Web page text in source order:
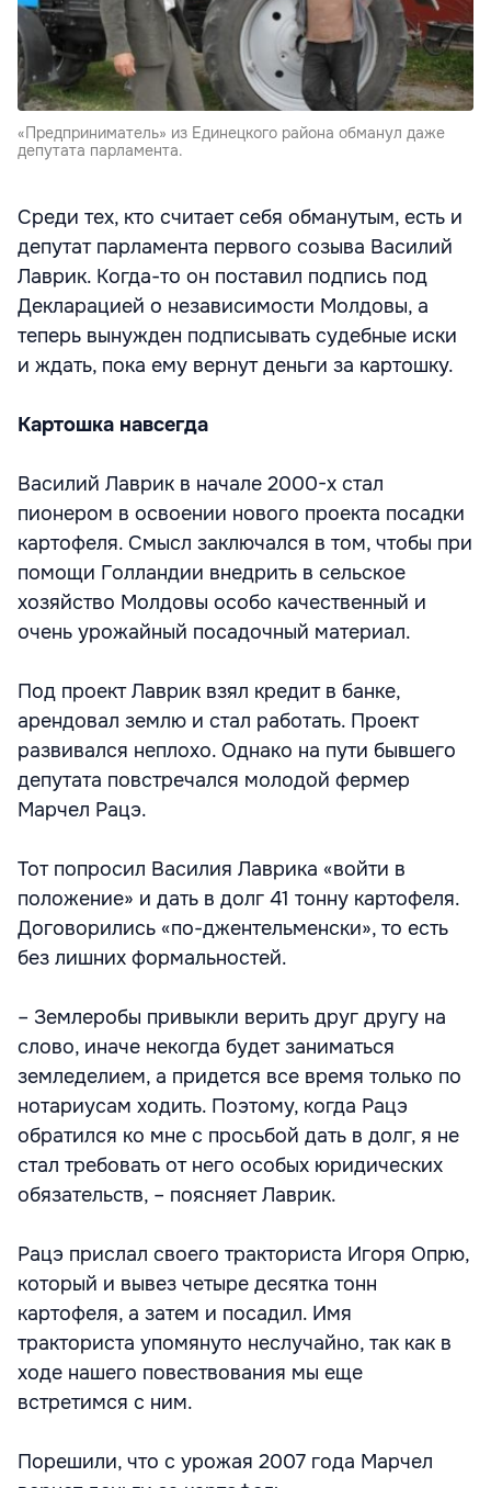
«Предприниматель» из Единецкого района обманул даже
депутата парламента.
Среди тех, кто считает себя обманутым, есть и
депутат парламента первого созыва Василий
Лаврик. Когда-то он поставил подпись под
Декларацией о независимости Молдовы, а
теперь вынужден подписывать судебные иски
и ждать, пока ему вернут деньги за картошку.
Картошка навсегда
Василий Лаврик в начале 2000-х стал
пионером в освоении нового проекта посадки
картофеля. Смысл заключался в том, чтобы при
помощи Голландии внедрить в сельское
хозяйство Молдовы особо качественный и
очень урожайный посадочный материал.
Под проект Лаврик взял кредит в банке,
арендовал землю и стал работать. Проект
развивался неплохо. Однако на пути бывшего
депутата повстречался молодой фермер
Марчел Рацэ.
Тот попросил Василия Лаврика «войти в
положение» и дать в долг 41 тонну картофеля.
Договорились «по-джентельменски», то есть
без лишних формальностей.
– Землеробы привыкли верить друг другу на
слово, иначе некогда будет заниматься
земледелием, а придется все время только по
нотариусам ходить. Поэтому, когда Рацэ
обратился ко мне с просьбой дать в долг, я не
стал требовать от него особых юридических
обязательств, – поясняет Лаврик.
Рацэ прислал своего тракториста Игоря Опрю,
который и вывез четыре десятка тонн
картофеля, а затем и посадил. Имя
тракториста упомянуто неслучайно, так как в
ходе нашего повествования мы еще
встретимся с ним.
Порешили, что с урожая 2007 года Марчел